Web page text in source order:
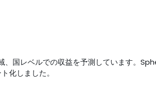
、国レベルでの収益を予測しています。
化しました。